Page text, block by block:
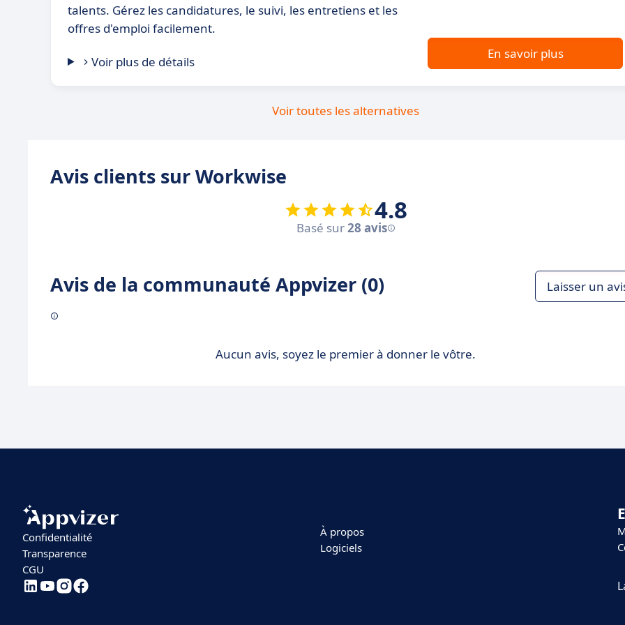
talents. Gérez les candidatures, le suivi, les entretiens et les
offres d'emploi facilement.
Voir plus de détails
En savoir plus
Voir toutes les alternatives
Avis clients sur Workwise
4.8
Basé sur28 avis
Avis de la communauté Appvizer (0) Laisser un
Aucun avis, soyez le premier à donner le vôtre.
Confidentialité
Transparence
CGU
À propos
Logiciels